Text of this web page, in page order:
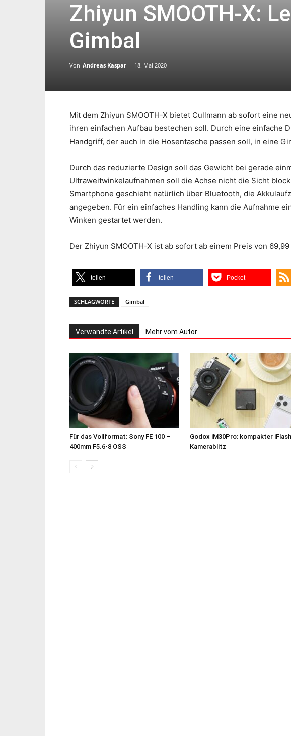
Zhiyun SMOOTH-X:
Gimbal
Von Andreas Kaspar - 18. Mai 2020
Mit dem Zhiyun SMOOTH-X bietet Cullmann ab sofort eine
ihren einfachen Aufbau bestechen soll. Durch eine einfache
Handgriff, der auch in die Hosentasche passen soll, in eine
Durch das reduzierte Design soll das Gewicht bei gerade
Ultraweitwinkelaufnahmen soll die Achse nicht die Sicht
Smartphone geschieht natürlich über Bluetooth, die
angegeben. Für ein einfaches Handling kann die Aufnahme
Winken gestartet werden.
Der Zhiyun SMOOTH-X ist ab sofort ab einem Preis von
teilen teilen Pocket
SCHLAGWORTE Gimbal
Verwandte Artikel Mehr vom Autor
Für das Vollformat: Sony FE 100 –
400mm F5.6-8 OSS
Godox iM30Pro: kompakter iFlash
Kamerablitz